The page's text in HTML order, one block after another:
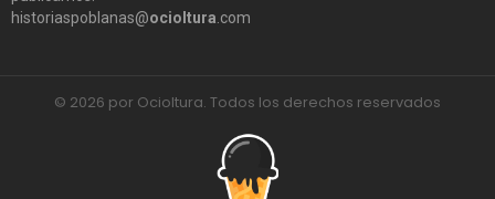
historiaspoblanas@ocioltura.com
© 2026 por Ocioltura. Todos los derechos reservados